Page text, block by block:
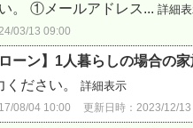
。 ①メールアドレス... 詳細
03/13 09:00
ーン】1人暮らしの場合の
ださい。 詳細表示
08/04 10:00 更新日時：2023/12/13